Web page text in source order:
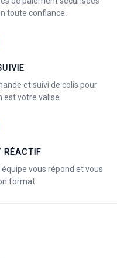
toute confiance.
et suivi de colis pour
votre valise.
RÉACTIF
vous répond et vous
format.